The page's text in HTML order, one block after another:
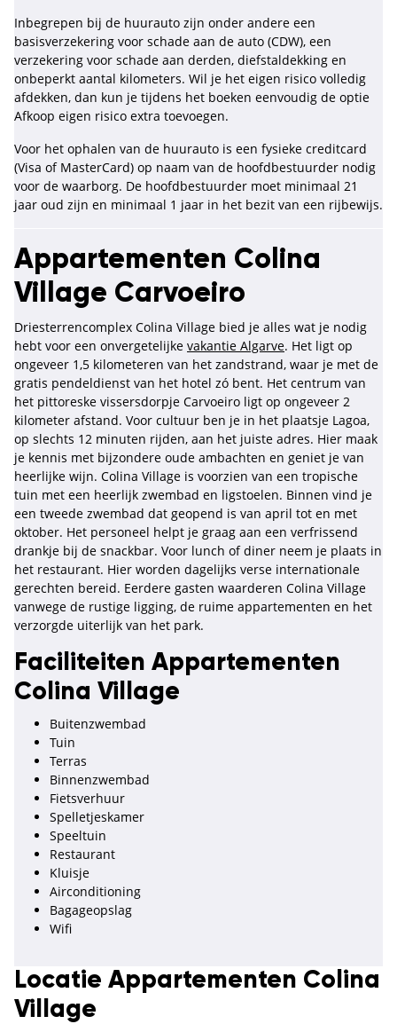
Inbegrepen bij de huurauto zijn onder andere een
basisverzekering voor schade aan de auto (CDW), een
verzekering voor schade aan derden, diefstaldekking en
onbeperkt aantal kilometers. Wil je het eigen risico volledig
afdekken, dan kun je tijdens het boeken eenvoudig de optie
Afkoop eigen risico extra toevoegen.
Voor het ophalen van de huurauto is een fysieke creditcard
(Visa of MasterCard) op naam van de hoofdbestuurder nodig
voor de waarborg. De hoofdbestuurder moet minimaal 21
jaar oud zijn en minimaal 1 jaar in het bezit van een rijbewijs.
Appartementen Colina
Village Carvoeiro
Driesterrencomplex Colina Village bied je alles wat je nodig
hebt voor een onvergetelijke vakantie Algarve. Het ligt op
ongeveer 1,5 kilometeren van het zandstrand, waar je met de
gratis pendeldienst van het hotel zó bent. Het centrum van
het pittoreske vissersdorpje Carvoeiro ligt op ongeveer 2
kilometer afstand. Voor cultuur ben je in het plaatsje Lagoa,
op slechts 12 minuten rijden, aan het juiste adres. Hier maak
je kennis met bijzondere oude ambachten en geniet je van
heerlijke wijn. Colina Village is voorzien van een tropische
tuin met een heerlijk zwembad en ligstoelen. Binnen vind je
een tweede zwembad dat geopend is van april tot en met
oktober. Het personeel helpt je graag aan een verfrissend
drankje bij de snackbar. Voor lunch of diner neem je plaats in
het restaurant. Hier worden dagelijks verse internationale
gerechten bereid. Eerdere gasten waarderen Colina Village
vanwege de rustige ligging, de ruime appartementen en het
verzorgde uiterlijk van het park.
Faciliteiten Appartementen
Colina Village
Buitenzwembad
Tuin
Terras
Binnenzwembad
Fietsverhuur
Spelletjeskamer
Speeltuin
Restaurant
Kluisje
Airconditioning
Bagageopslag
Wifi
Locatie Appartementen Colina
Village